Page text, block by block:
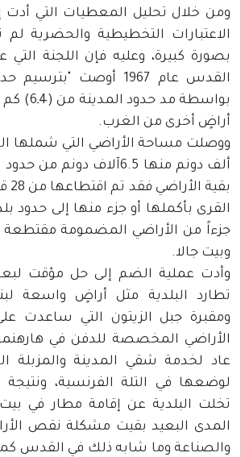
ومن خلال تحليل المعطيات التي أدت
الاعتبارات التخطيطية والحضرية لم
بصورة كبيرة، وعليه فإن اللجنة
القدس عام 1967 أوصت
بواسطة
أراضٍ أخرى من الغرب.
ألف دونم منها 6.5آلاف دونم
القرى بأكملها أو جزء منها إلى حدود
جزءاً من الأراضي المضمومة
وبيت جالا.
وأدت عملية الضم إلى حل مؤقت
تطارد البلدية مثل أراضٍ واسعة
ومقبرة جبل الزيتون التي ساعدت
الأراضي المخصصة للدفن في
عاد لخدمة شقي المدينة والمزبلة
لوضعها في التلة الفرنسية،
تخلت البلدية عن إقامة مطار في
المدى البعيد بقيت مشكلة نقص
والصناعة وما شابه ذلك في القدس